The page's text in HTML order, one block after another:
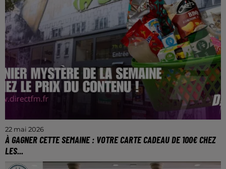
22 mai 2026
À GAGNER CETTE SEMAINE : VOTRE CARTE CADEAU DE 100€ CHEZ
LES...
POUR GAGNER, TROUVEZ LE PRIX DU CONTENU DU